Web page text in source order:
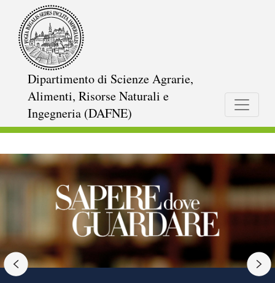
Dipartimento di Scienze Agrarie,
Alimenti, Risorse Naturali e
Ingegneria (DAFNE)